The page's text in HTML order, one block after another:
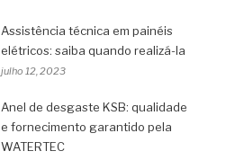
Assistência técnica em painéis
elétricos: saiba quando realizá-la
julho 12, 2023
Anel de desgaste KSB: qualidade
e fornecimento garantido pela
WATERTEC